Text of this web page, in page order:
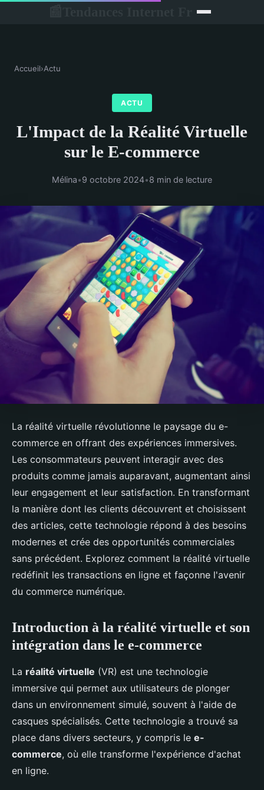
Accueil›Actu
ACTU
L'Impact de la Réalité Virtuelle
sur le E-commerce
Mélina•9 octobre 2024•8 min de lecture
La réalité virtuelle révolutionne le paysage du e-
commerce en offrant des expériences immersives.
Les consommateurs peuvent interagir avec des
produits comme jamais auparavant, augmentant ainsi
leur engagement et leur satisfaction. En transformant
la manière dont les clients découvrent et choisissent
des articles, cette technologie répond à des besoins
modernes et crée des opportunités commerciales
sans précédent. Explorez comment la réalité virtuelle
redéfinit les transactions en ligne et façonne l'avenir
du commerce numérique.
Introduction à la réalité virtuelle et son
intégration dans le e-commerce
La réalité virtuelle (VR) est une technologie
immersive qui permet aux utilisateurs de plonger
dans un environnement simulé, souvent à l'aide de
casques spécialisés. Cette technologie a trouvé sa
place dans divers secteurs, y compris le e-
commerce, où elle transforme l'expérience d'achat
en ligne.